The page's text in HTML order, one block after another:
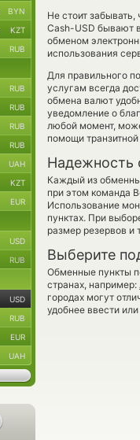
Не стоит
Cash-USD бывают
обменом
использования
Для правильного
услугам всегда
обмена валют
уведомление о
любой момент,
помощи
Надежность
Каждый из
при этом команда
Использование
пунктах. При
размер резервов и
Выберите
Обменные пункты
странах, например:
городах могут
удобнее ввести
BYN
KZT
RUB
RUB
RUB
RUB
RUB
UAH
KZT
EUR
USD
RUB
USD
RUB
EUR
UAH